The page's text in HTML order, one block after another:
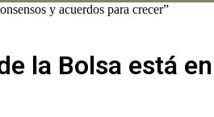
y acuerdos para crecer”
la Bolsa está